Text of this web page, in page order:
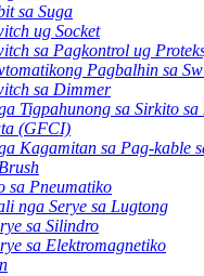
sa Suga
ug Socket
sa Pagkontrol ug
Pagbalhin sa
sa Dimmer
Tigpahunong sa Sirkito sa
(GFCI)
Kagamitan sa Pag-kable
sa Pneumatiko
nga Serye sa Lugtong
sa Silindro
sa Elektromagnetiko